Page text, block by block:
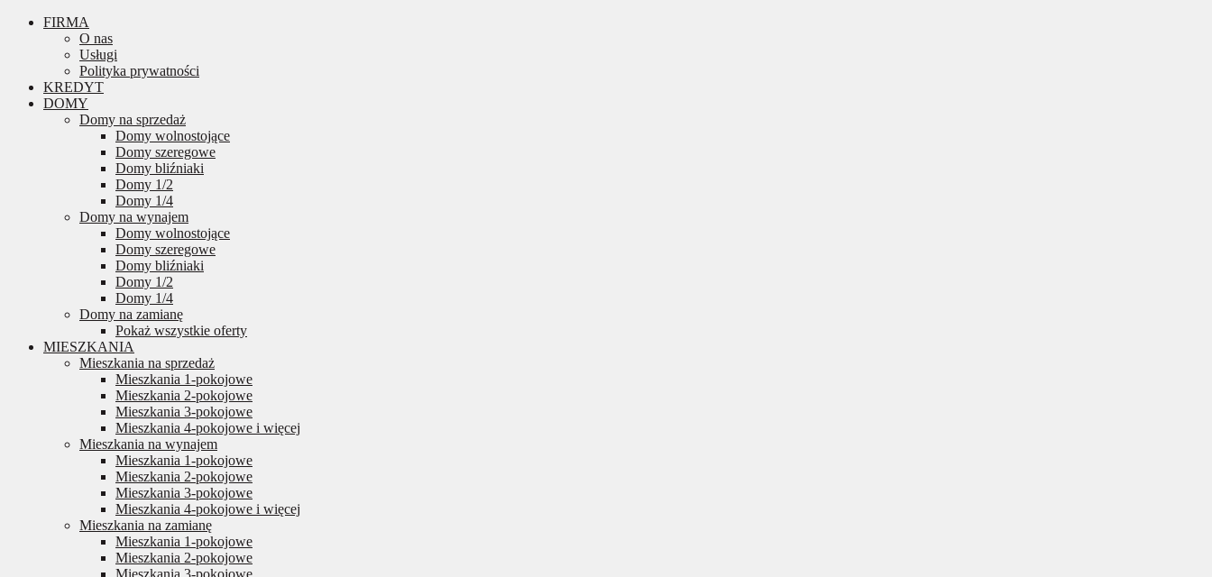
FIRMA
O nas
Usługi
Polityka prywatności
KREDYT
DOMY
Domy na sprzedaż
Domy wolnostojące
Domy szeregowe
Domy bliźniaki
Domy 1/2
Domy 1/4
Domy na wynajem
Domy wolnostojące
Domy szeregowe
Domy bliźniaki
Domy 1/2
Domy 1/4
Domy na zamianę
Pokaż wszystkie oferty
MIESZKANIA
Mieszkania na sprzedaż
Mieszkania 1-pokojowe
Mieszkania 2-pokojowe
Mieszkania 3-pokojowe
Mieszkania 4-pokojowe i więcej
Mieszkania na wynajem
Mieszkania 1-pokojowe
Mieszkania 2-pokojowe
Mieszkania 3-pokojowe
Mieszkania 4-pokojowe i więcej
Mieszkania na zamianę
Mieszkania 1-pokojowe
Mieszkania 2-pokojowe
Mieszkania 3-pokojowe